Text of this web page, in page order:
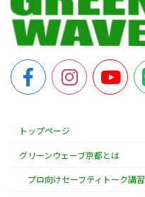
トップページ
グリーンウェーブ京都とは
プロ向けセーフティトーク講習